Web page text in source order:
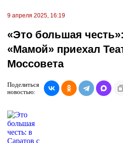
9 апреля 2025, 16:19
«Это большая
«Мамой» приехал
Моссовета
Поделиться
новостью: